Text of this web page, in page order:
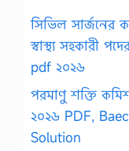
সিভিল সার্জনের
স্বাস্থ্য সহকারী
pdf ২০২৬
পরমাণু শক্তি
২০২৬ PDF,
Solution